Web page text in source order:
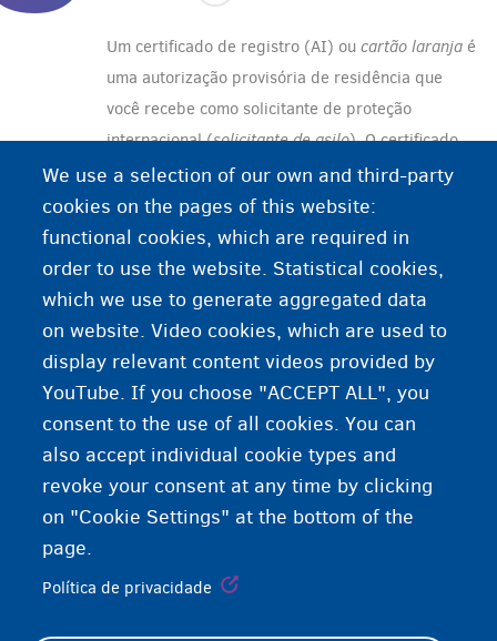
Um certificado de registro (AI) ou cartão laranja é
uma autorização provisória de residência que
você recebe como solicitante de proteção
internacional (solicitante de asilo). O certificado
também indica se você pode ou não trabalhar.
Você pode obter umAI do município se tiver um
Anexo 26. Se tiver feito um pedido posterior, você
só receberá um AI se o CGVS/CGRA considerar
seu pedido admissível.
We use a selection of our own and third-party
cookies on the pages of this website:
functional cookies, which are required in
order to use the website. Statistical cookies,
which we use to generate aggregated data
on website. Video cookies, which are used to
display relevant content videos provided by
YouTube. If you choose "ACCEPT ALL", you
consent to the use of all cookies. You can
also accept individual cookie types and
revoke your consent at any time by clicking
on "Cookie Settings" at the bottom of the
page.
Política de privacidade